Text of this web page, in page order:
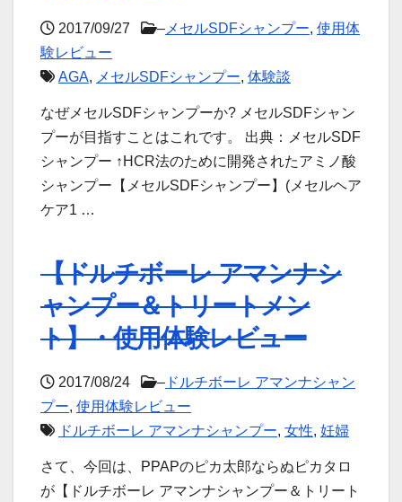
2017/09/27 – メセルSDFシャンプー, 使用体
験レビュー
AGA, メセルSDFシャンプー, 体験談
なぜメセルSDFシャンプーか? メセルSDFシャン
プーが目指すことはこれです。 出典：メセルSDF
シャンプー ↑HCR法のために開発されたアミノ酸
シャンプー【メセルSDFシャンプー】(メセルヘア
ケア1 …
【ドルチボーレ アマンナシ
ャンプー＆トリートメン
ト】・使用体験レビュー
2017/08/24 – ドルチボーレ アマンナシャン
プー, 使用体験レビュー
ドルチボーレ アマンナシャンプー, 女性, 妊婦
さて、今回は、PPAPのピカ太郎ならぬピカタロ
が【ドルチボーレ アマンナシャンプー＆トリート